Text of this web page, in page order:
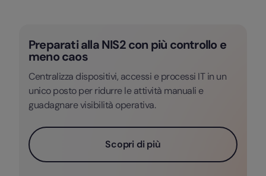
Preparati alla NIS2 con più controllo e
meno caos
Centralizza dispositivi, accessi e processi IT in un
unico posto per ridurre le attività manuali e
guadagnare visibilità operativa.
Scopri di più